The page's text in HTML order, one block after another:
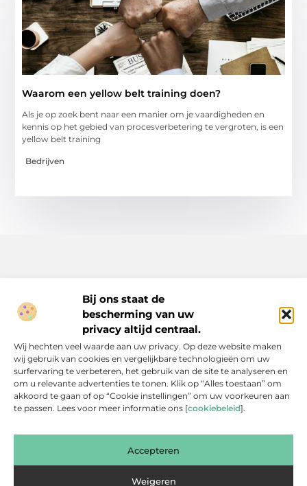
Bij ons staat de
bescherming van uw
privacy altijd centraal.
Wij hechten veel waarde aan uw privacy. Op deze website maken
wij gebruik van cookies en vergelijkbare technologieën om uw
surfervaring te verbeteren, het gebruik van de site te analyseren en
om u relevante advertenties te tonen. Klik op “Alles toestaan” om
akkoord te gaan of op “Cookie instellingen” om uw voorkeuren aan
te passen. Lees voor meer informatie ons [cookiebeleid].
Accepteren
Weigeren
Waarom een yellow belt training doen?
Als je op zoek bent naar een manier om je vaardigheden en
kennis op het gebied van procesverbetering te vergroten, is een
yellow belt training
Bedrijven
Inspiratie, tips en verhalen voor elk moment.
Ontdek een breed scala aan artikelen en blogs die je dagelijks
leven verrijken, van praktische adviezen tot boeiende verhalen.
Bericht categorie
Onze informatie